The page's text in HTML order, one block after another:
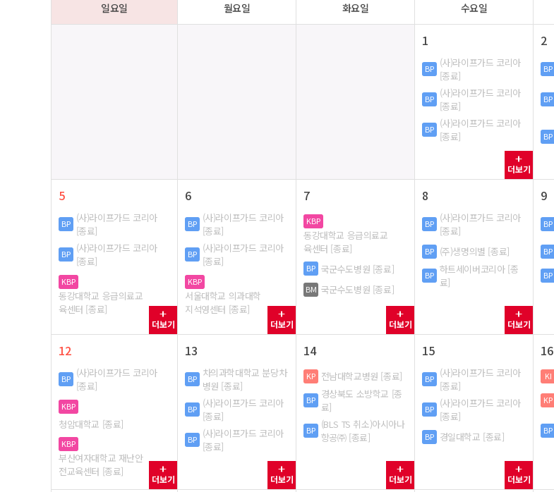
일요일 월요일 화요일 수요일
1
BP (사)라이프가드 코리아
[종료]
BP (사)라이프가드 코리아
[종료]
BP (사)라이프가드 코리아
[종료]
더보기
2
BP
BP
BP
5
BP (사)라이프가드 코리아
[종료]
BP (사)라이프가드 코리아
[종료]
KBP
동강대학교 응급의료교
육센터 [종료]
더보기
6
BP (사)라이프가드 코리아
[종료]
BP (사)라이프가드 코리아
[종료]
KBP
서울대학교 의과대학
지석영센터 [종료]
더보기
7
KBP
동강대학교 응급의료교
육센터 [종료]
BP 국군수도병원 [종료]
BM 국군수도병원 [종료]
더보기
8
BP (사)라이프가드 코리아
[종료]
BP (주)생명의별 [종료]
BP 하트세이버코리아 [종
료]
더보기
9
BP
BP
BP
12
BP (사)라이프가드 코리아
[종료]
KBP
청암대학교 [종료]
KBP
부산여자대학교 재난안
전교육센터 [종료]
더보기
13
BP 차의과학대학교 분당차
병원 [종료]
BP (사)라이프가드 코리아
[종료]
BP (사)라이프가드 코리아
[종료]
더보기
14
KP 전남대학교병원 [종료]
BP 경상북도 소방학교 [종
료]
BP (BLS TS 취소)아시아나
항공㈜ [종료]
더보기
15
BP (사)라이프가드 코리아
[종료]
BP (사)라이프가드 코리아
[종료]
BP 경일대학교 [종료]
더보기
16
KI
KP
BP